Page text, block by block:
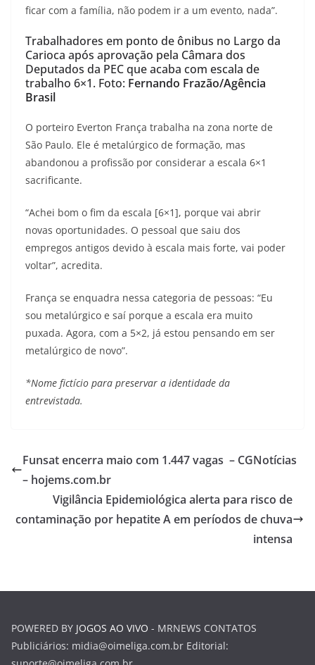
ficar com a família, não podem ir a um evento, nada”.
Trabalhadores em ponto de ônibus no Largo da
Carioca após aprovação pela Câmara dos
Deputados da PEC que acaba com escala de
trabalho 6×1. Foto: Fernando Frazão/Agência
Brasil
O porteiro Everton França trabalha na zona norte de
São Paulo. Ele é metalúrgico de formação, mas
abandonou a profissão por considerar a escala 6×1
sacrificante.
“Achei bom o fim da escala [6×1], porque vai abrir
novas oportunidades. O pessoal que saiu dos
empregos antigos devido à escala mais forte, vai poder
voltar”, acredita.
França se enquadra nessa categoria de pessoas: “Eu
sou metalúrgico e saí porque a escala era muito
puxada. Agora, com a 5×2, já estou pensando em ser
metalúrgico de novo”.
*Nome fictício para preservar a identidade da
entrevistada.
Funsat encerra maio com 1.447 vagas – CGNotícias
– hojems.com.br
Vigilância Epidemiológica alerta para risco de
contaminação por hepatite A em períodos de chuva
intensa
POWERED BY JOGOS AO VIVO - MRNEWS CONTATOS
Publiciários: midia@oimeliga.com.br Editorial: